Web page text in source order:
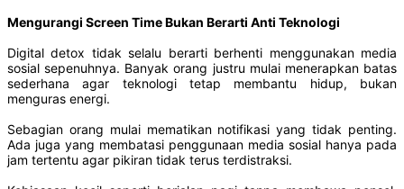
Mengurangi Screen Time Bukan Berarti Anti Teknologi
Digital detox tidak selalu berarti berhenti menggunakan media
sosial sepenuhnya. Banyak orang justru mulai menerapkan batas
sederhana agar teknologi tetap membantu hidup, bukan
menguras energi.
Sebagian orang mulai mematikan notifikasi yang tidak penting.
Ada juga yang membatasi penggunaan media sosial hanya pada
jam tertentu agar pikiran tidak terus terdistraksi.